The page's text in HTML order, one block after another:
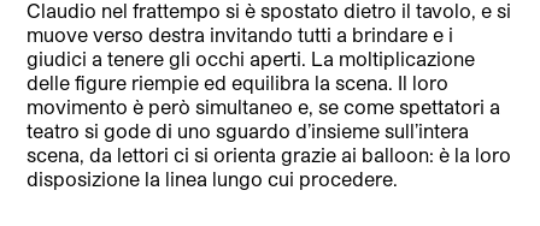
Claudio nel frattempo si è spostato dietro il tavolo, e si
muove verso destra invitando tutti a brindare e i
giudici a tenere gli occhi aperti. La moltiplicazione
delle figure riempie ed equilibra la scena. Il loro
movimento è però simultaneo e, se come spettatori a
teatro si gode di uno sguardo d’insieme sull’intera
scena, da lettori ci si orienta grazie ai balloon: è la loro
disposizione la linea lungo cui procedere.